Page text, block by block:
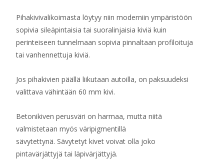
Pihakivivalikoimasta löytyy niin moderniin ympäristöön
sopivia sileäpintaisia tai suoralinjaisia kiviä kuin
perinteiseen tunnelmaan sopivia pinnaltaan profiloituja
tai vanhennettuja kiviä.
Jos pihakivien päällä liikutaan autoilla, on paksuudeksi
valittava vähintään 60 mm kivi.
Betonikiven perusväri on harmaa, mutta niitä
valmistetaan myös väripigmentillä
sävytettynä. Sävytetyt kivet voivat olla joko
pintavärjättyjä tai läpivärjättyjä.